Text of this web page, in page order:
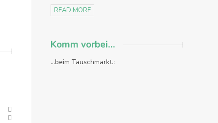
READ MORE
Komm vorbei…
...beim Tauschmarkt.: